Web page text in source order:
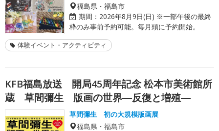
福島県・福島市
期間： 2026年8月9日(日) ※一部午後の最終
枠のみ事前予約可能。毎月頭に予約開始。
体験イベント・アクティビティ
KFB福島放送 開局45周年記念 松本市美術館所
蔵 草間彌生 版画の世界―反復と増殖―
草間彌生 初の大規模版画展
福島県・福島市